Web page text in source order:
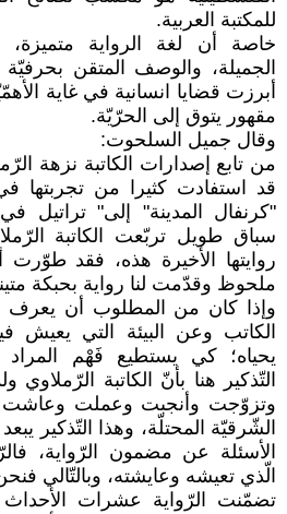
للمكتبة العربية.
خاصة أن لغة الرواية متميزة،
الجميلة، والوصف المتقن بحرفيّة
أبرزت قضايا انسانية في غاية
مقهور يتوق إلى الحرّيّة.
وقال جميل السلحوت:
من تابع إصدارات الكاتبة نزهة
قد استفادت كثيرا من تجربتها
"كرنفال المدينة" إلى" تراتيل
سباق طويل تربّعت الكاتبة
روايتها الأخيرة هذه، فقد طوّرت
ملحوظ وقدّمت لنا رواية بحبكة
وإذا كان من المطلوب أن يعرف
الكاتب وعن البيئة التي يعيش
يحياه؛ كي يستطيع فَهْم
التّذكير هنا بأنّ الكاتبة
وتزوّجت وأنجبت وعملت وعاشت
الشّرقيّة المحتلّة، وهذا التّذكير
الأسئلة عن مضمون الرّواية،
الّذي تعيشه وعايشته، وبالتّالي
تضمّنت الرّواية عشرات